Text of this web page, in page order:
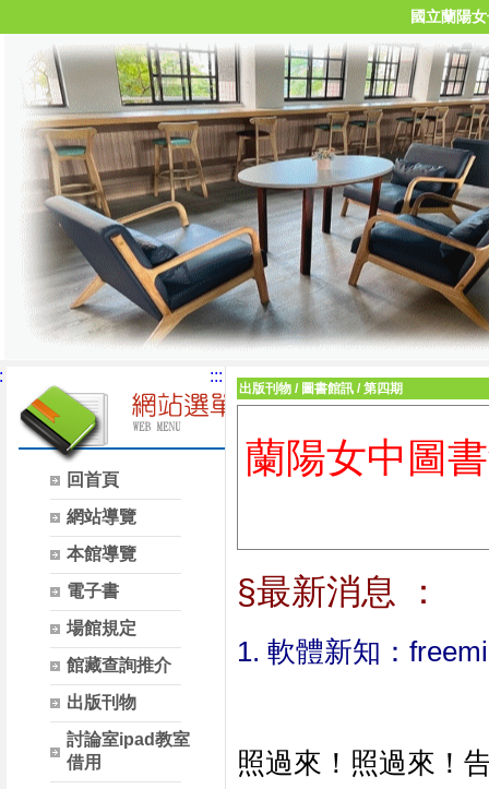
國立蘭陽
回首頁
網站導覽
本館導覽
電子書
場館規定
館藏查詢推介
出版刊物
討論室ipad教室
借用
:::
出版刊物 / 圖書館訊 /第四期
蘭陽女中圖
§最新消息 ：
1. 軟體新知：
照過來！照過來！